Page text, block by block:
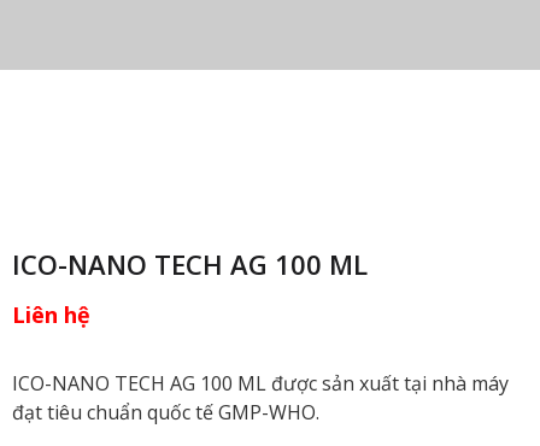
ICO-NANO TECH AG 100 ML
Liên hệ
ICO-NANO TECH AG 100 ML được sản xuất tại nhà máy
đạt tiêu chuẩn quốc tế GMP-WHO.